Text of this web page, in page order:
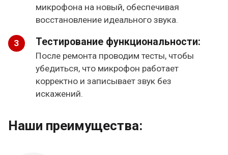
микрофона на новый, обеспечивая
восстановление идеального звука.
Тестирование функциональности:
После ремонта проводим тесты, чтобы
убедиться, что микрофон работает
корректно и записывает звук без
искажений.
Наши преимущества: